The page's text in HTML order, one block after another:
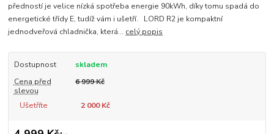
předností je velice nízká spotřeba energie 90kWh, díky tomu spadá do
energetické třídy E, tudíž vám i ušetří. LORD R2 je kompaktní
jednodveřová chladnička, která... celý popis
Dostupnost
skladem
Cena před
slevou
6 999 Kč
Ušetříte 2 000 Kč